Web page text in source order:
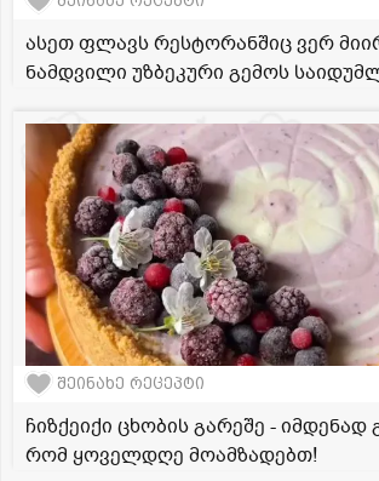
ასეთ ფლავს რესტორანშიც ვერ
ნამდვილი უზბეკური გემოს
შეინახე რეცეპტი
ჩიზქეიქი ცხობის გარეშე -
რომ ყოველდღე მოამზადებთ!